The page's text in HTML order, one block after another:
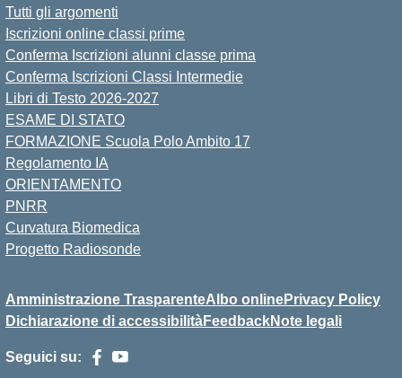
Tutti gli argomenti
Iscrizioni online classi prime
Conferma Iscrizioni alunni classe prima
Conferma Iscrizioni Classi Intermedie
Libri di Testo 2026-2027
ESAME DI STATO
FORMAZIONE Scuola Polo Ambito 17
Regolamento IA
ORIENTAMENTO
PNRR
Curvatura Biomedica
Progetto Radiosonde
Amministrazione TrasparenteAlbo onlinePrivacy Policy
Dichiarazione di accessibilitàFeedbackNote legali
Seguici su: